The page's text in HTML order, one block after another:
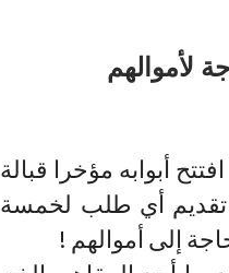
لأموالهم
أبوابه مؤخرا قبالة
تقديم أي طلب لخمسة
إلى أموالهم !